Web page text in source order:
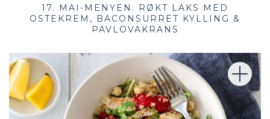
17. MAI-MENYEN: RØKT LAKS MED
OSTEKREM, BACONSURRET KYLLING &
PAVLOVAKRANS